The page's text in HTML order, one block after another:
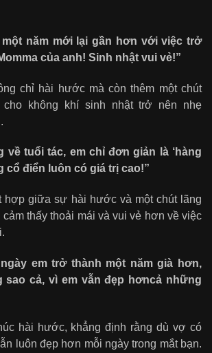
một năm mới lại gần hơn với việc trở
của anh! Sinh nhật vui vẻ!”
chỉ hài hước mà còn thêm một chút
cho không khí sinh nhật trở nên nhẹ
về tuổi tác, em chỉ đơn giản là ‘hàng
cổ điển luôn có giá trị cao!”
hợp giữa sự hài hước và một chút lãng
thấy thoải mái và vui vẻ hơn về việc
em trở thành một năm già hơn,
sao cả, vì em vẫn đẹp hơncả những
hài hước, khẳng định rằng dù vợ có
luôn đẹp hơn mỗi ngày trong mắt bạn.